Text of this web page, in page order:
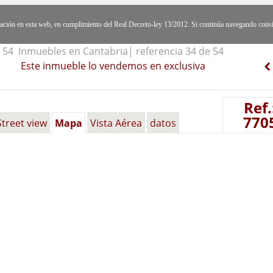
en esta web, en cumplimiento del Real Decreto-ley 13/2012. Si continúa navegando
54 Inmuebles en Cantabria| referencia 34 de 54
Este inmueble lo vendemos en exclusiva
view Mapa Vista Aérea datos